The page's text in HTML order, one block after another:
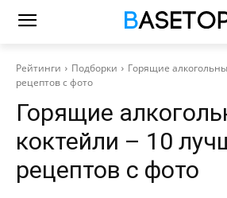
Рейтинги Подборки
Горящие
рецептов с фото
Горящие
коктейли – 10
рецептов с фото